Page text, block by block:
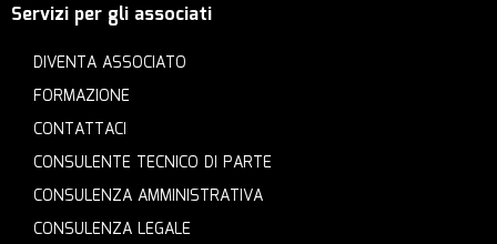
Servizi per gli associati
DIVENTA ASSOCIATO
FORMAZIONE
CONTATTACI
CONSULENTE TECNICO DI PARTE
CONSULENZA AMMINISTRATIVA
CONSULENZA LEGALE